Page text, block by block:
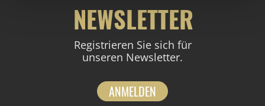
NEWSLETTER
Registrieren Sie sich für
unseren Newsletter.
ANMELDEN